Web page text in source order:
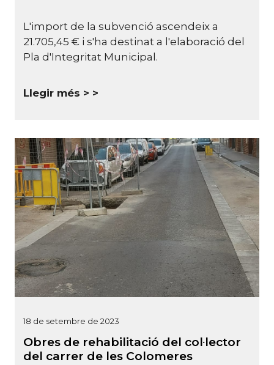
L'import de la subvenció ascendeix a
21.705,45 € i s'ha destinat a l'elaboració del
Pla d'Integritat Municipal.
Llegir més >
18 de setembre de 2023
Obres de rehabilitació del col·lector
del carrer de les Colomeres